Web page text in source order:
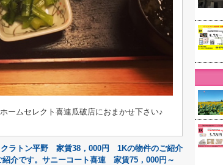
ームセレクト喜連瓜破店におまかせ下さい♪
ラトン平野 家賃38，000円 1Kの物件のご紹介
紹介です。サニーコート喜連 家賃75，000円～